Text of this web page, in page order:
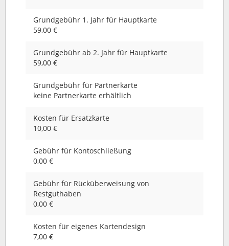
Grundgebühr 1. Jahr für Hauptkarte
59,00 €
Grundgebühr ab 2. Jahr für Hauptkarte
59,00 €
Grundgebühr für Partnerkarte
keine Partnerkarte erhältlich
Kosten für Ersatzkarte
10,00 €
Gebühr für Kontoschließung
0,00 €
Gebühr für Rücküberweisung von
Restguthaben
0,00 €
Kosten für eigenes Kartendesign
7,00 €